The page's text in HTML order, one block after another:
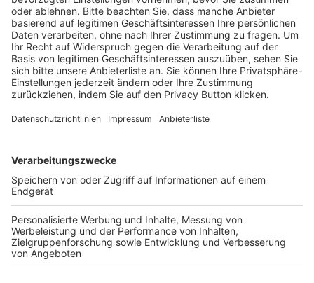
BFV-Geschäftsstellen
Trainerbörse
Login SpielPlus
FOLGE DEM BFV
TOP-VEREINE
TOP-PARTNER